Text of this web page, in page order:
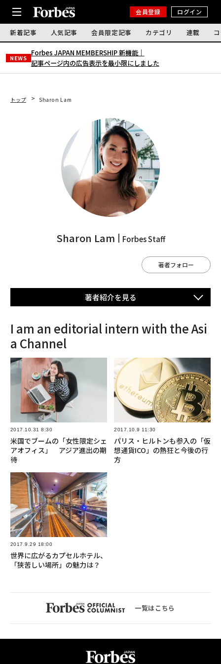
会員登録 ログイン
新着記事 人気記事 会員限定記事 カテゴリ 連載
NEWS
Forbes JAPAN MEMBERSHIP 新機能｜
記事ページ内の広告表示を最小限にしました
トップ Sharon Lam
Sharon Lam Forbes Staff
著者フォロー
著者紹介を⾒る
I am an editorial intern with the Asi
a Channel
2017.10.31 8:30
米国でブームの「女性限定シェ
アオフィス」 アジア進出の期
待
2017.10.9 11:30
パリス・ヒルトンも参入の「仮
想通貨ICO」の熱狂と今後の行
方
2017.9.29 18:00
世界に広がるカプセルホテル、
「狭苦しい場所」の魅力は？
一覧はこちら